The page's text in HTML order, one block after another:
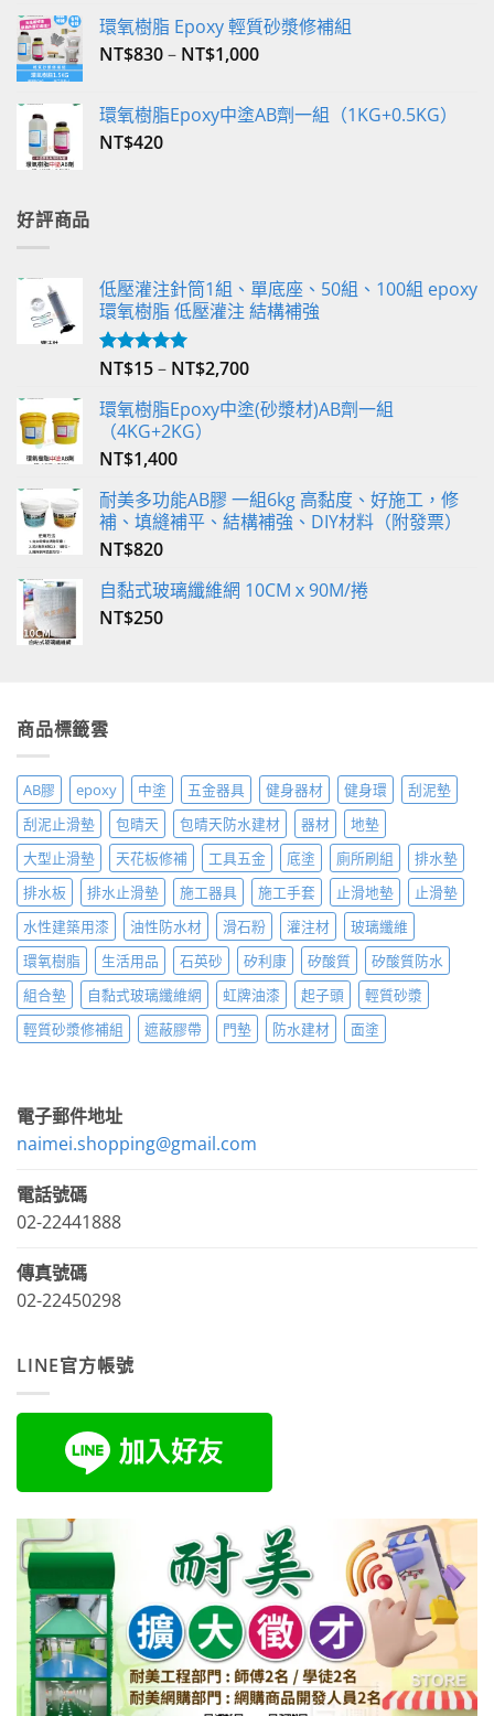
環氧樹脂 Epoxy 輕質砂漿修補組
NT$830– NT$1,000
環氧樹脂Epoxy中塗AB劑一組（1KG+0.5KG）
NT$420
好評商品
低壓灌注針筒1組、單底座、50組、100組 epoxy
環氧樹脂 低壓灌注 結構補強
評分5.00
NT$15– NT$2,700
環氧樹脂Epoxy中塗(砂漿材)AB劑一組
（4KG+2KG）
NT$1,400
耐美多功能AB膠 一組6kg 高黏度、好施工，修
補、填縫補平、結構補強、DIY材料（附發票）
NT$820
自黏式玻璃纖維網 10CMｘ90M/捲
NT$250
商品標籤雲
AB膠 epoxy 中塗 五金器具 健身器材 健身環
刮泥墊
刮泥止滑墊
包晴天 包晴天防水建材 器材
地墊
大型止滑墊
天花板修補 工具五金 底塗 廁所刷組
排水墊
排水板
排水止滑墊 施工器具 施工手套 止滑地墊
止滑墊
水性建築用漆
油性防水材 滑石粉 灌注材
玻璃纖維
環氧樹脂
生活用品 石英砂 矽利康 矽酸質
矽酸質防水
組合墊
自黏式玻璃纖維網 虹牌油漆 起子頭
輕質砂漿
輕質砂漿修補組
遮蔽膠帶 門墊 防水建材 面塗
電子郵件地址
naimei.shopping@gmail.com
電話號碼
02-22441888
傳真號碼
02-22450298
LINE官方帳號